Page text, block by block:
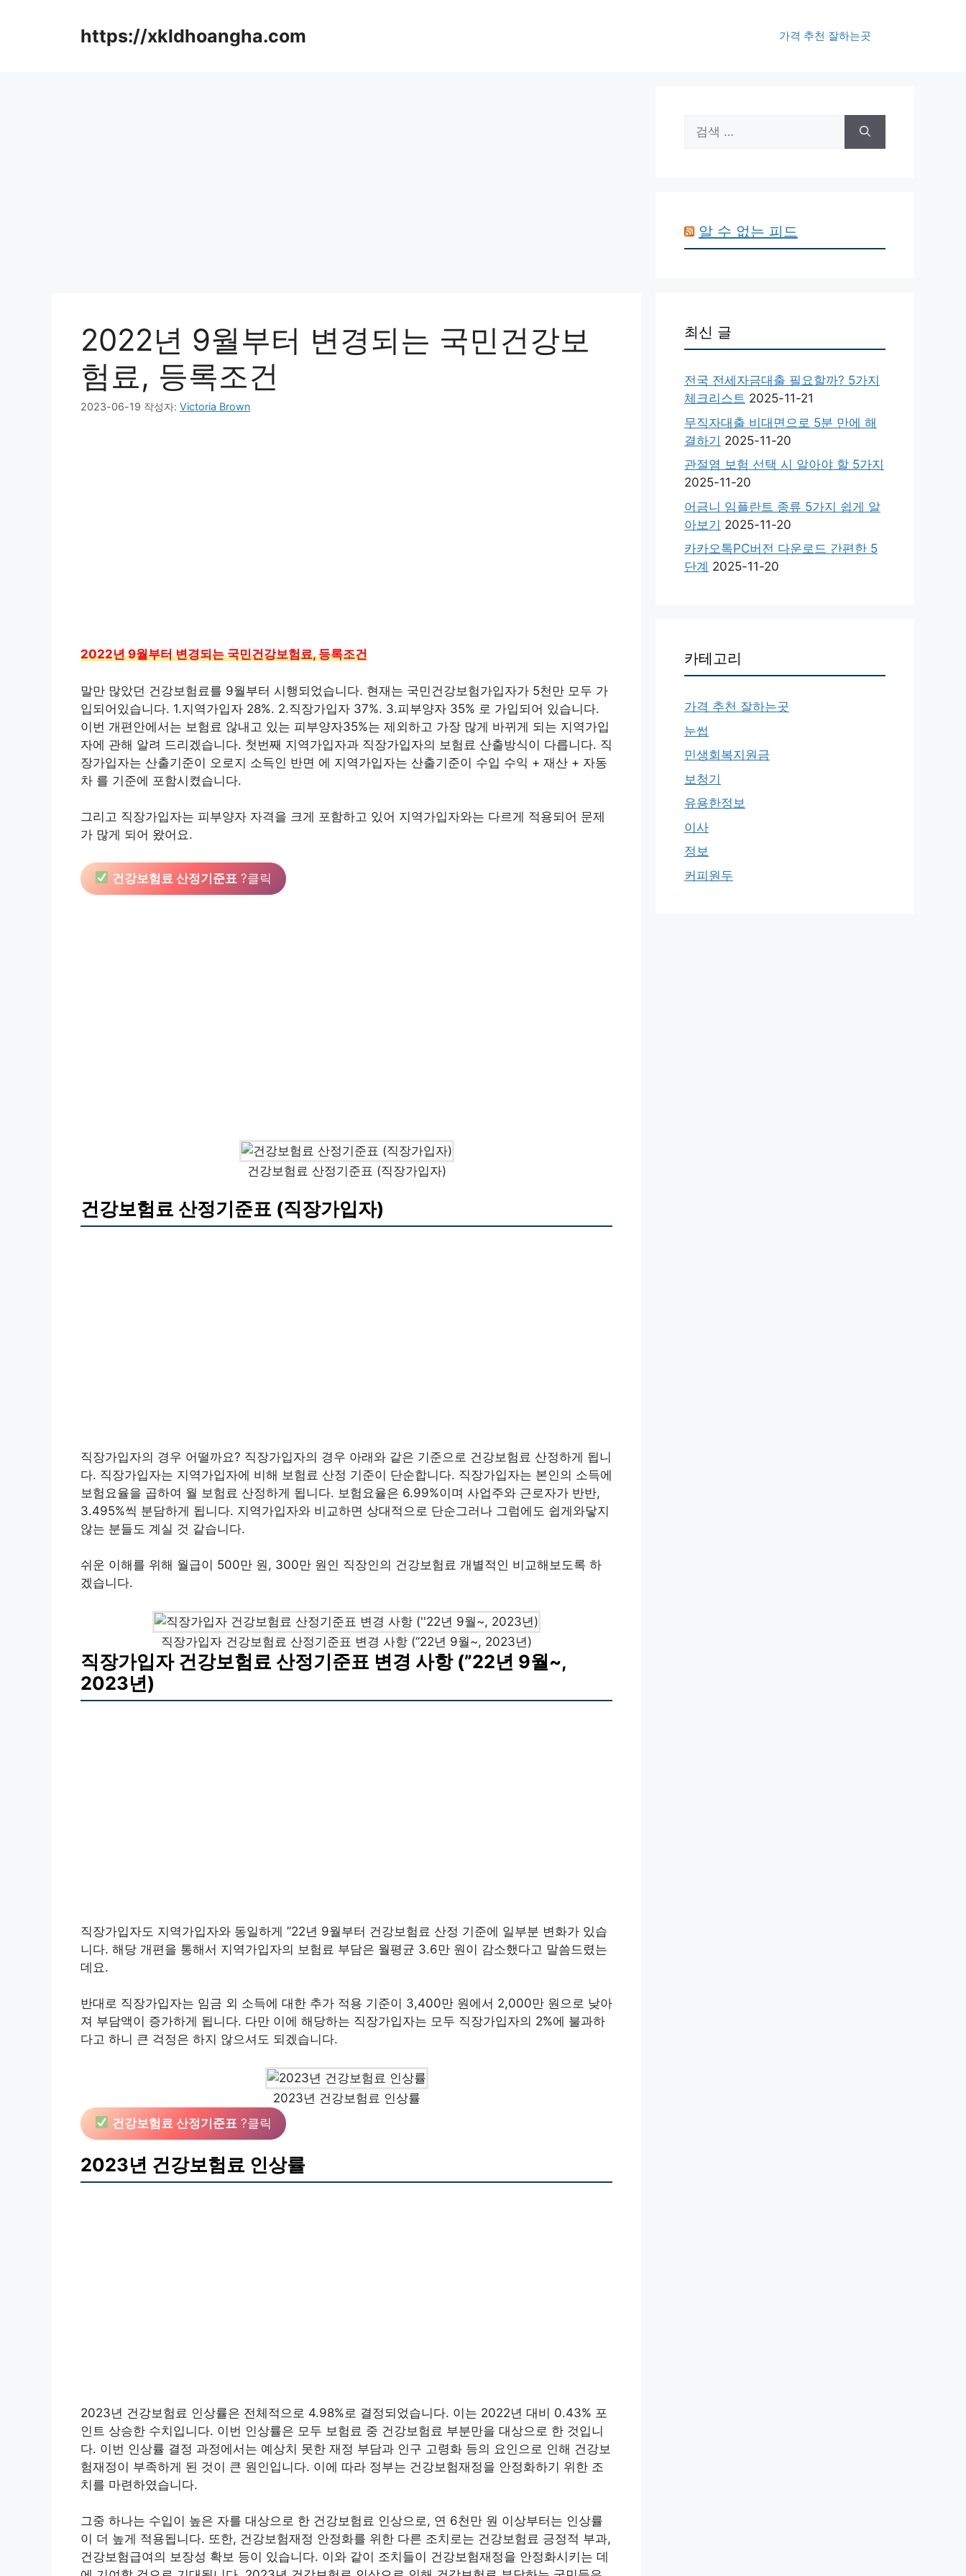
https://xkldhoangha.com 가격 추천 잘하는곳
2022년 9월부터 변경되는 국민건강보
험료, 등록조건
2023-06-19 작성자: Victoria Brown
2022년 9월부터 변경되는 국민건강보험료, 등록조건
말만 많았던 건강보험료를 9월부터 시행되었습니다. 현재는 국민건강보험가입자가 5천만 모두 가
입되어있습니다. 1.지역가입자 28%. 2.직장가입자 37%. 3.피부양자 35% 로 가입되어 있습니다.
이번 개편안에서는 보험료 않내고 있는 피부양자35%는 제외하고 가장 많게 바뀌게 되는 지역가입
자에 관해 알려 드리겠습니다. 첫번째 지역가입자과 직장가입자의 보험료 산출방식이 다릅니다. 직
장가입자는 산출기준이 오로지 소득인 반면 에 지역가입자는 산출기준이 수입 수익 + 재산 + 자동
차 를 기준에 포함시켰습니다.
그리고 직장가입자는 피부양자 자격을 크게 포함하고 있어 지역가입자와는 다르게 적용되어 문제
가 많게 되어 왔어요.
건강보험료 산정기준표 ?클릭
건강보험료 산정기준표 (직장가입자)
건강보험료 산정기준표 (직장가입자)
직장가입자의 경우 어떨까요? 직장가입자의 경우 아래와 같은 기준으로 건강보험료 산정하게 됩니
다. 직장가입자는 지역가입자에 비해 보험료 산정 기준이 단순합니다. 직장가입자는 본인의 소득에
보험요율을 곱하여 월 보험료 산정하게 됩니다. 보험요율은 6.99%이며 사업주와 근로자가 반반,
3.495%씩 분담하게 됩니다. 지역가입자와 비교하면 상대적으로 단순그러나 그럼에도 쉽게와닿지
않는 분들도 계실 것 같습니다.
쉬운 이해를 위해 월급이 500만 원, 300만 원인 직장인의 건강보험료 개별적인 비교해보도록 하
겠습니다.
직장가입자 건강보험료 산정기준표 변경 사항 (”22년 9월~, 2023년)
직장가입자 건강보험료 산정기준표 변경 사항 (”22년 9월~,
2023년)
직장가입자도 지역가입자와 동일하게 ”22년 9월부터 건강보험료 산정 기준에 일부분 변화가 있습
니다. 해당 개편을 통해서 지역가입자의 보험료 부담은 월평균 3.6만 원이 감소했다고 말씀드렸는
데요.
반대로 직장가입자는 임금 외 소득에 대한 추가 적용 기준이 3,400만 원에서 2,000만 원으로 낮아
져 부담액이 증가하게 됩니다. 다만 이에 해당하는 직장가입자는 모두 직장가입자의 2%에 불과하
다고 하니 큰 걱정은 하지 않으셔도 되겠습니다.
2023년 건강보험료 인상률
건강보험료 산정기준표 ?클릭
2023년 건강보험료 인상률
2023년 건강보험료 인상률은 전체적으로 4.98%로 결정되었습니다. 이는 2022년 대비 0.43% 포
인트 상승한 수치입니다. 이번 인상률은 모두 보험료 중 건강보험료 부분만을 대상으로 한 것입니
다. 이번 인상률 결정 과정에서는 예상치 못한 재정 부담과 인구 고령화 등의 요인으로 인해 건강보
험재정이 부족하게 된 것이 큰 원인입니다. 이에 따라 정부는 건강보험재정을 안정화하기 위한 조
치를 마련하였습니다.
그중 하나는 수입이 높은 자를 대상으로 한 건강보험료 인상으로, 연 6천만 원 이상부터는 인상률
이 더 높게 적용됩니다. 또한, 건강보험재정 안정화를 위한 다른 조치로는 건강보험료 긍정적 부과,
건강보험급여의 보장성 확보 등이 있습니다. 이와 같이 조치들이 건강보험재정을 안정화시키는 데
색:
알 수 없는 피드
최신 글
전국 전세자금대출 필요할까? 5가지
체크리스트 2025-11-21
무직자대출 비대면으로 5분 만에 해
결하기 2025-11-20
관절염 보험 선택 시 알아야 할 5가지
2025-11-20
어금니 임플란트 종류 5가지 쉽게 알
아보기 2025-11-20
카카오톡PC버전 다운로드 간편한 5
단계 2025-11-20
카테고리
가격 추천 잘하는곳
눈썹
민생회복지원금
보청기
유용한정보
이사
정보
커피원두